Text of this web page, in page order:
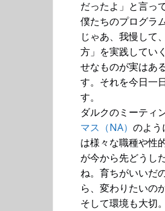
だったよ」と言っ
僕たちのプログラ
じゃあ、我慢して
方」を実践してい
せなものが実はあ
す。それを今日一
す。
ダルクのミーティ
マス（NA） のよう
は様々な職種や性
が今から先どうし
ね。育ちがいいだ
ら、変わりたいの
そして環境も大切